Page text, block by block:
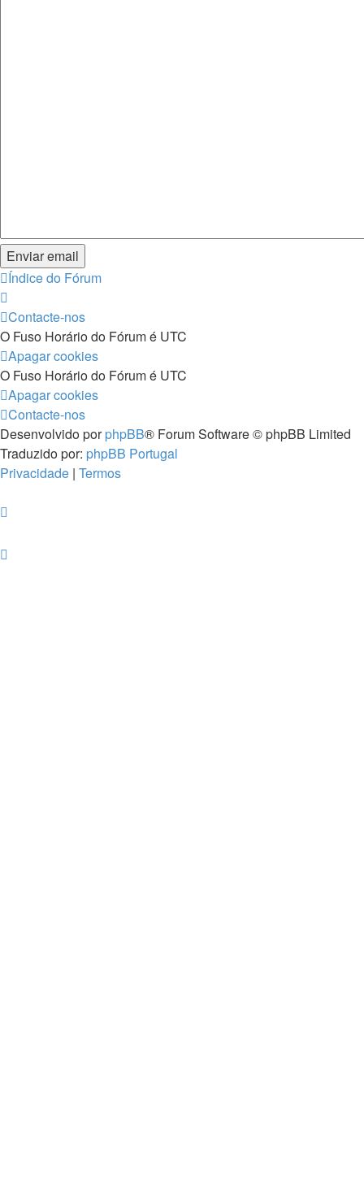
Índice do Fórum
Contacte-nos
O Fuso Horário do Fórum é UTC
Apagar cookies
O Fuso Horário do Fórum é UTC
Apagar cookies
Contacte-nos
Desenvolvido porphpBB® Forum Software © phpBB Limited
Traduzido por: phpBB Portugal
Privacidade | Termos